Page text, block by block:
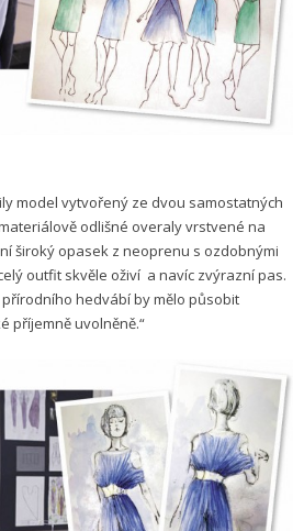
model vytvořený ze dvou samostatných
odlišné overaly vrstvené na
široký opasek z neoprenu s ozdobnými
outfit skvěle oživí a navíc zvýrazní pas.
hedvábí by mělo působit
příjemně uvolněně.“